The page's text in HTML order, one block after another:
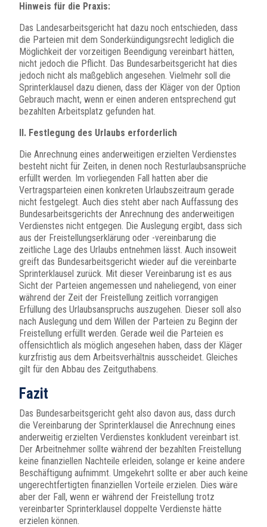
Hinweis für die Praxis:
Das Landesarbeitsgericht hat dazu noch entschieden, dass
die Parteien mit dem Sonderkündigungsrecht lediglich die
Möglichkeit der vorzeitigen Beendigung vereinbart hätten,
nicht jedoch die Pflicht. Das Bundesarbeitsgericht hat dies
jedoch nicht als maßgeblich angesehen. Vielmehr soll die
Sprinterklausel dazu dienen, dass der Kläger von der Option
Gebrauch macht, wenn er einen anderen entsprechend gut
bezahlten Arbeitsplatz gefunden hat.
II. Festlegung des Urlaubs erforderlich
Die Anrechnung eines anderweitigen erzielten Verdienstes
besteht nicht für Zeiten, in denen noch Resturlaubsansprüche
erfüllt werden. Im vorliegenden Fall hatten aber die
Vertragsparteien einen konkreten Urlaubszeitraum gerade
nicht festgelegt. Auch dies steht aber nach Auffassung des
Bundesarbeitsgerichts der Anrechnung des anderweitigen
Verdienstes nicht entgegen. Die Auslegung ergibt, dass sich
aus der Freistellungserklärung oder -vereinbarung die
zeitliche Lage des Urlaubs entnehmen lässt. Auch insoweit
greift das Bundesarbeitsgericht wieder auf die vereinbarte
Sprinterklausel zurück. Mit dieser Vereinbarung ist es aus
Sicht der Parteien angemessen und naheliegend, von einer
während der Zeit der Freistellung zeitlich vorrangigen
Erfüllung des Urlaubsanspruchs auszugehen. Dieser soll also
nach Auslegung und dem Willen der Parteien zu Beginn der
Freistellung erfüllt werden. Gerade weil die Parteien es
offensichtlich als möglich angesehen haben, dass der Kläger
kurzfristig aus dem Arbeitsverhältnis ausscheidet. Gleiches
gilt für den Abbau des Zeitguthabens.
Fazit
Das Bundesarbeitsgericht geht also davon aus, dass durch
die Vereinbarung der Sprinterklausel die Anrechnung eines
anderweitig erzielten Verdienstes konkludent vereinbart ist.
Der Arbeitnehmer sollte während der bezahlten Freistellung
keine finanziellen Nachteile erleiden, solange er keine andere
Beschäftigung aufnimmt. Umgekehrt sollte er aber auch keine
ungerechtfertigten finanziellen Vorteile erzielen. Dies wäre
aber der Fall, wenn er während der Freistellung trotz
vereinbarter Sprinterklausel doppelte Verdienste hätte
erzielen können.